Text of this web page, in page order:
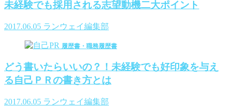
未経験でも採用される志望動機二大ポイント
2017.06.05 ランウェイ編集部
履歴書・職務履歴書
どう書いたらいいの？！未経験でも好印象を与え
る自己ＰＲの書き方とは
2017.06.05 ランウェイ編集部